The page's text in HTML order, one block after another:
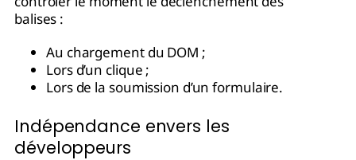
balises :
Au chargement du DOM ;
Lors d’un clique ;
Lors de la soumission d’un formulaire.
Indépendance envers les
développeurs